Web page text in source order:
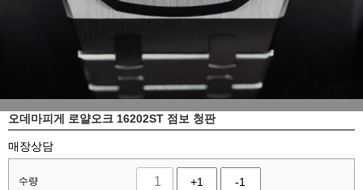
오데마피게 로얄오크 16202ST 점보 청판
매장상담
수량 +1 -1